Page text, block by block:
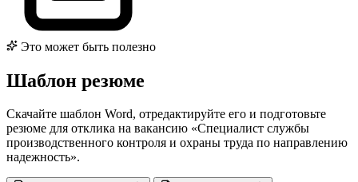
Это может быть полезно
Шаблон резюме
Скачайте шаблон Word, отредактируйте его и подготовьте
резюме для отклика на вакансию «Специалист службы
производственного контроля и охраны труда по направлению
надежность».